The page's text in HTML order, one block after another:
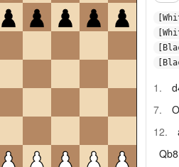
1.
7.
12.
Qb8